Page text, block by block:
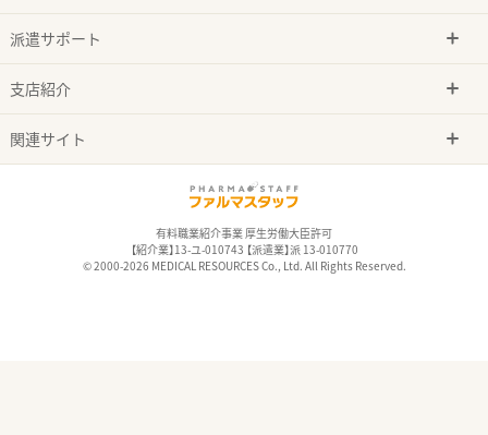
派遣サポート
支店紹介
関連サイト
有料職業紹介事業 厚生労働大臣許可
【紹介業】13-ユ-010743 【派遣業】派 13-010770
© 2000-2026 MEDICAL RESOURCES Co., Ltd. All Rights Reserved.